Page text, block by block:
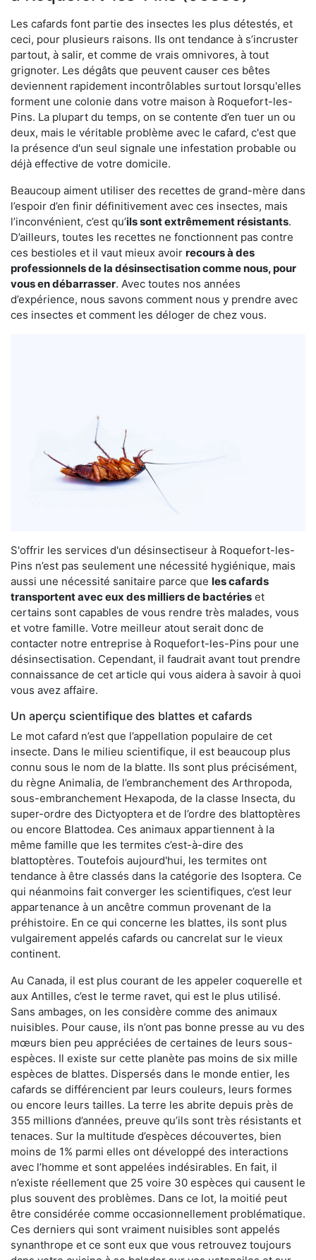
Les cafards font partie des insectes les plus détestés, et
ceci, pour plusieurs raisons. Ils ont tendance à s’incruster
partout, à salir, et comme de vrais omnivores, à tout
grignoter. Les dégâts que peuvent causer ces bêtes
deviennent rapidement incontrôlables surtout lorsqu'elles
forment une colonie dans votre maison à Roquefort-les-
Pins. La plupart du temps, on se contente d’en tuer un ou
deux, mais le véritable problème avec le cafard, c'est que
la présence d'un seul signale une infestation probable ou
déjà effective de votre domicile.
Beaucoup aiment utiliser des recettes de grand-mère dans
l’espoir d’en finir définitivement avec ces insectes, mais
l’inconvénient, c’est qu’ils sont extrêmement résistants.
D’ailleurs, toutes les recettes ne fonctionnent pas contre
ces bestioles et il vaut mieux avoir recours à des
professionnels de la désinsectisation comme nous, pour
vous en débarrasser. Avec toutes nos années
d’expérience, nous savons comment nous y prendre avec
ces insectes et comment les déloger de chez vous.
S'offrir les services d'un désinsectiseur à Roquefort-les-
Pins n’est pas seulement une nécessité hygiénique, mais
aussi une nécessité sanitaire parce que les cafards
transportent avec eux des milliers de bactéries et
certains sont capables de vous rendre très malades, vous
et votre famille. Votre meilleur atout serait donc de
contacter notre entreprise à Roquefort-les-Pins pour une
désinsectisation. Cependant, il faudrait avant tout prendre
connaissance de cet article qui vous aidera à savoir à quoi
vous avez affaire.
Un aperçu scientifique des blattes et cafards
Le mot cafard n’est que l’appellation populaire de cet
insecte. Dans le milieu scientifique, il est beaucoup plus
connu sous le nom de la blatte. Ils sont plus précisément,
du règne Animalia, de l’embranchement des Arthropoda,
sous-embranchement Hexapoda, de la classe Insecta, du
super-ordre des Dictyoptera et de l’ordre des blattoptères
ou encore Blattodea. Ces animaux appartiennent à la
même famille que les termites c’est-à-dire des
blattoptères. Toutefois aujourd'hui, les termites ont
tendance à être classés dans la catégorie des Isoptera. Ce
qui néanmoins fait converger les scientifiques, c’est leur
appartenance à un ancêtre commun provenant de la
préhistoire. En ce qui concerne les blattes, ils sont plus
vulgairement appelés cafards ou cancrelat sur le vieux
continent.
Au Canada, il est plus courant de les appeler coquerelle et
aux Antilles, c’est le terme ravet, qui est le plus utilisé.
Sans ambages, on les considère comme des animaux
nuisibles. Pour cause, ils n’ont pas bonne presse au vu des
mœurs bien peu appréciées de certaines de leurs sous-
espèces. Il existe sur cette planète pas moins de six mille
espèces de blattes. Dispersés dans le monde entier, les
cafards se différencient par leurs couleurs, leurs formes
ou encore leurs tailles. La terre les abrite depuis près de
355 millions d’années, preuve qu’ils sont très résistants et
tenaces. Sur la multitude d’espèces découvertes, bien
moins de 1% parmi elles ont développé des interactions
avec l’homme et sont appelées indésirables. En fait, il
n’existe réellement que 25 voire 30 espèces qui causent le
plus souvent des problèmes. Dans ce lot, la moitié peut
être considérée comme occasionnellement problématique.
Ces derniers qui sont vraiment nuisibles sont appelés
synanthrope et ce sont eux que vous retrouvez toujours